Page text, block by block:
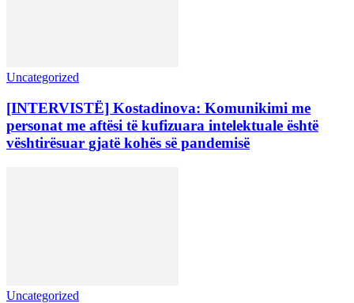
Uncategorized
[INTERVISTË] Kostadinova: Komunikimi me
personat me aftësi të kufizuara intelektuale është
vështirësuar gjatë kohës së pandemisë
Uncategorized